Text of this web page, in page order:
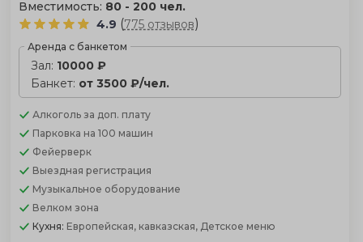
Вместимость: 80 - 200 чел.
4.9 (775 отзывов)
Аренда с банкетом
Зал: 10000 ₽
Банкет: от 3500 ₽/чел.
Алкоголь за доп. плату
Парковка на 100 машин
Фейерверк
Выездная регистрация
Музыкальное оборудование
Велком зона
Кухня: Европейская, кавказская, Детское меню